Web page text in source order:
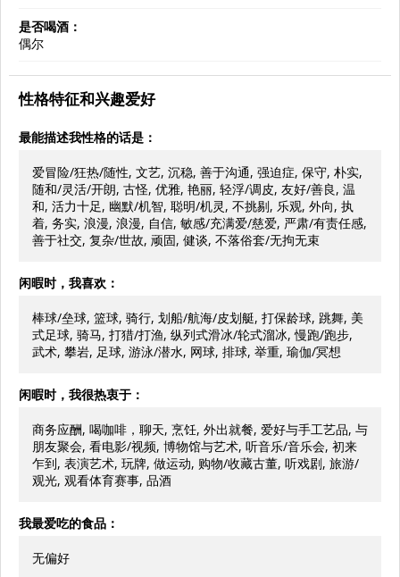
是否喝酒：
偶尔
性格特征和兴趣爱好
最能描述我性格的话是：
爱冒险/狂热/随性, 文艺, 沉稳, 善于沟通, 强迫症, 保守, 朴实,
随和/灵活/开朗, 古怪, 优雅, 艳丽, 轻浮/调皮, 友好/善良, 温
和, 活力十足, 幽默/机智, 聪明/机灵, 不挑剔, 乐观, 外向, 执
着, 务实, 浪漫, 浪漫, 自信, 敏感/充满爱/慈爱, 严肃/有责任感,
善于社交, 复杂/世故, 顽固, 健谈, 不落俗套/无拘无束
闲暇时，我喜欢：
棒球/垒球, 篮球, 骑行, 划船/航海/皮划艇, 打保龄球, 跳舞, 美
式足球, 骑马, 打猎/打渔, 纵列式滑冰/轮式溜冰, 慢跑/跑步,
武术, 攀岩, 足球, 游泳/潜水, 网球, 排球, 举重, 瑜伽/冥想
闲暇时，我很热衷于：
商务应酬, 喝咖啡，聊天, 烹饪, 外出就餐, 爱好与手工艺品, 与
朋友聚会, 看电影/视频, 博物馆与艺术, 听音乐/音乐会, 初来
乍到, 表演艺术, 玩牌, 做运动, 购物/收藏古董, 听戏剧, 旅游/
观光, 观看体育赛事, 品酒
我最爱吃的食品：
无偏好